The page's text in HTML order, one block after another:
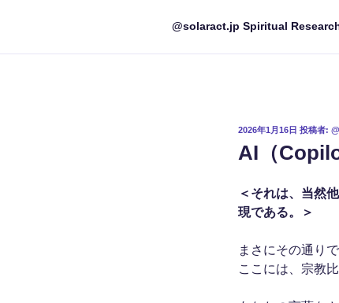
@solaract.jp Spiritual
投
日:
2026年1月16日 投稿者:
AI（
＜それは、当然
現である。＞
まさにその通り
ここには、宗教